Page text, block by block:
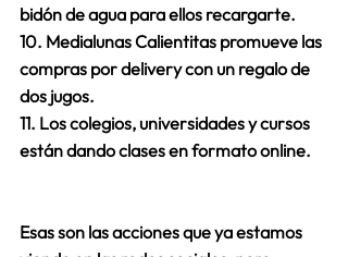
bidón de agua para ellos recargarte.
10. Medialunas Calientitas promueve las
compras por delivery con un regalo de
dos jugos.
11. Los colegios, universidades y cursos
están dando clases en formato online.
Esas son las acciones que ya estamos